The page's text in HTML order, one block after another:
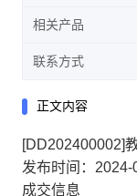
相关产品
联系方式
正文内容
[DD202400002]
发布时间：
成交信息